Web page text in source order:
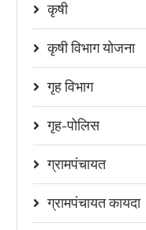
कृषी
कृषी विभाग योजना
गृह विभाग
गृह-पोलिस
ग्रामपंचायत
ग्रामपंचायत कायदा